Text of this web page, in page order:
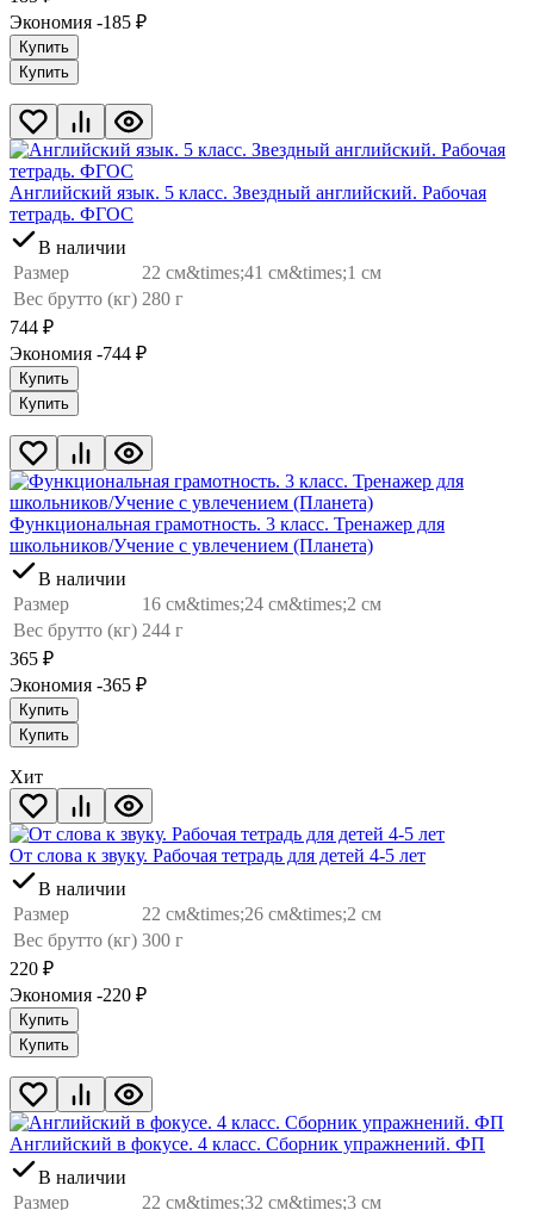
Экономия -185 ₽
Купить
Купить
Английский язык. 5 класс. Звездный английский. Рабочая
тетрадь. ФГОС
В наличии
Размер
22 см&times;41 см&times;1 см
Вес брутто (кг) 280 г
744 ₽
Экономия -744 ₽
Купить
Купить
Функциональная грамотность. 3 класс. Тренажер для
школьников/Учение с увлечением (Планета)
В наличии
Размер
16 см&times;24 см&times;2 см
Вес брутто (кг) 244 г
365 ₽
Экономия -365 ₽
Купить
Купить
Хит
От слова к звуку. Рабочая тетрадь для детей 4-5 лет
В наличии
Размер
22 см&times;26 см&times;2 см
Вес брутто (кг) 300 г
220 ₽
Экономия -220 ₽
Купить
Купить
Английский в фокусе. 4 класс. Сборник упражнений. ФП
В наличии
Размер
22 см&times;32 см&times;3 см